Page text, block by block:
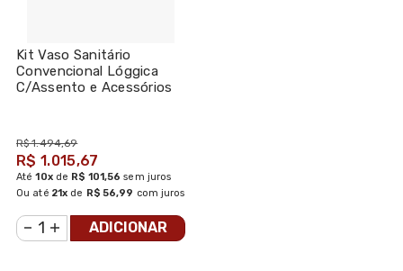
Kit Vaso Sanitário
Convencional Lóggica
C/Assento e Acessórios
R$ 1.494,69
R$ 1.015,67
Até10xde R$ 101,56 sem juros
Ou até 21x de R$ 56,99 com juros
ADICIONAR